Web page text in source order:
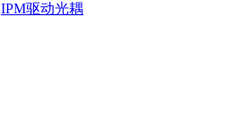
IPM驱动光耦